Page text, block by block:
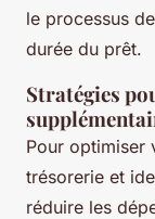
le processus
durée du prêt.
Stratégies
Pour optimiser
trésorerie et
réduire les